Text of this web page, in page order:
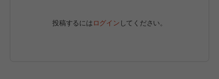
投稿するにはログイン してください。